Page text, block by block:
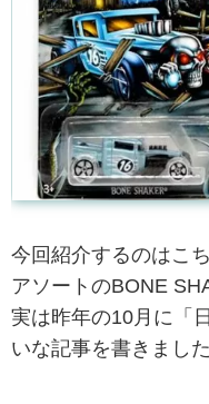
今回紹介するのはこ
アソートのBONE
実は昨年の10月に「
いな記事を書きました